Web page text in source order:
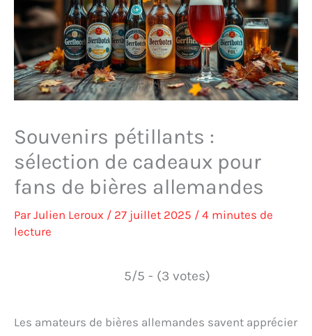
Souvenirs pétillants :
sélection de cadeaux pour
fans de bières allemandes
ParJulien Leroux / 27 juillet 2025 / 4 minutes de
lecture
5/5 - (3 votes)
Les amateurs de bières allemandes savent apprécier